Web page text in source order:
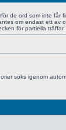
de ord som inte får
om endast ett av
för partiella träffar.
söks igenom